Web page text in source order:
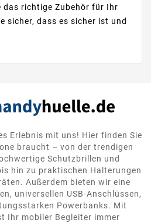
das richtige Zubehör für Ihr
sicher, dass es sicher ist und
Erlebnis mit uns! Hier finden Sie
braucht – von der trendigen
Schutzbrillen und
hin zu praktischen Halterungen
Außerdem bieten wir eine
universellen USB-Anschlüssen,
Powerbanks. Mit
Ihr mobiler Begleiter immer